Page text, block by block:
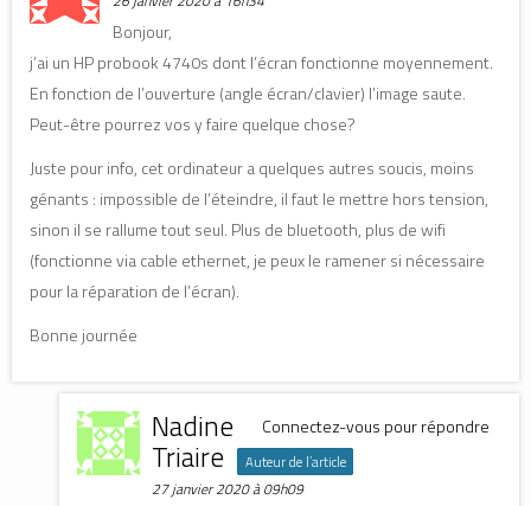
e
e
e
n
ê
t
e
)
v
e
e
n
ê
t
e
)
e
l
f
n
ê
t
r
Bonjour,
j’ai un HP probook 4740s dont l’écran fonctionne moyennement.
En fonction de l’ouverture (angle écran/clavier) l’image saute.
Peut-être pourrez vos y faire quelque chose?
Juste pour info, cet ordinateur a quelques autres soucis, moins
génants : impossible de l’éteindre, il faut le mettre hors tension,
sinon il se rallume tout seul. Plus de bluetooth, plus de wifi
(fonctionne via cable ethernet, je peux le ramener si nécessaire
pour la réparation de l’écran).
Bonne journée
Connectez-vous pour répondre
Nadine
Triaire Auteur de l’article
27 janvier 2020 à 09h09